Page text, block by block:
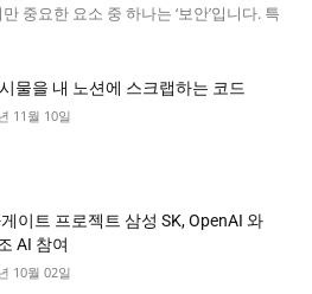
중요한 요소 중 하나는 ‘보안’입니다. 특
물을 내 노션에 스크랩하는 코드
11월 10일
이트 프로젝트 삼성 SK, OpenAI 와
AI 참여
10월 02일